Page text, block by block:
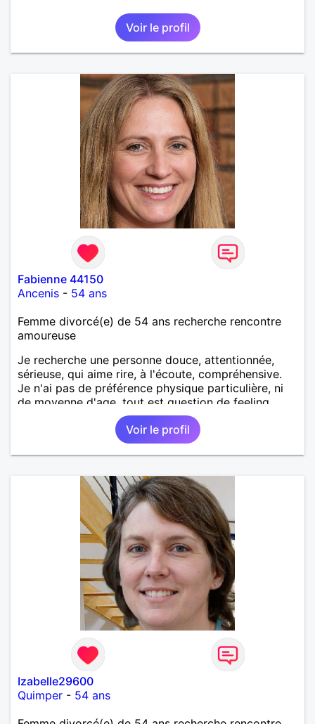
Voir le profil
Fabienne 44150
Ancenis - 54 ans
Femme divorcé(e) de 54 ans recherche rencontre
amoureuse
Je recherche une personne douce, attentionnée,
sérieuse, qui aime rire, à l'écoute, compréhensive.
Je n'ai pas de préférence physique particulière, ni
de moyenne d'age, tout est question de feeling.
Voir le profil
Izabelle29600
Quimper - 54 ans